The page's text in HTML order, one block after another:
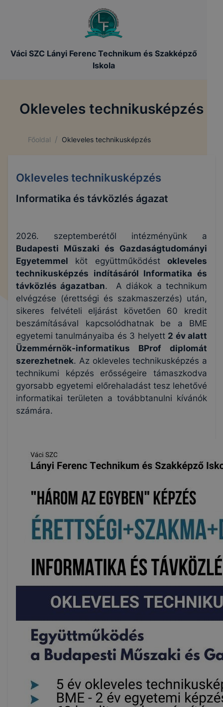
Váci SZC Lányi Ferenc Technikum és Szakképző
Iskola
Okleveles technikusképzés
Főoldal / Okleveles technikusképzés
Okleveles technikusképzés
Informatika és távközlés ágazat
2026. szeptemberétől intézményünk a
Budapesti Műszaki és Gazdaságtudományi
Egyetemmel köt együttműködést okleveles
technikusképzés indításáról Informatika és
távközlés ágazatban. A diákok a technikum
elvégzése (érettségi és szakmaszerzés) után,
sikeres felvételi eljárást követően 60 kredit
beszámításával kapcsolódhatnak be a BME
egyetemi tanulmányaiba és 3 helyett 2 év alatt
Üzemmérnök-informatikus BProf diplomát
szerezhetnek. Az okleveles technikusképzés a
technikumi képzés erősségeire támaszkodva
gyorsabb egyetemi előrehaladást tesz lehetővé
informatikai területen a továbbtanulni kívánók
számára.